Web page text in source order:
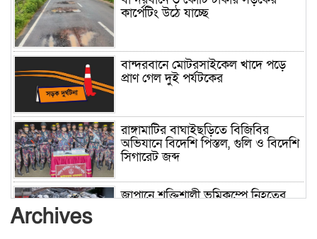
কার্পেটিং উঠে যাচ্ছে
বান্দরবানে মোটরসাইকেল খাদে পড়ে
প্রাণ গেল দুই পর্যটকের
রাঙ্গামাটির বাঘাইছড়িতে বিজিবির
অভিযানে বিদেশি পিস্তল, গুলি ও বিদেশি
সিগারেট জব্দ
জাপানে শক্তিশালী ভূমিকম্পে নিহতের
Archives